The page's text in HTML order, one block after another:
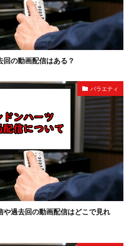
の動画配信はある？
バラエティ
や過去回の動画配信はどこで見れ